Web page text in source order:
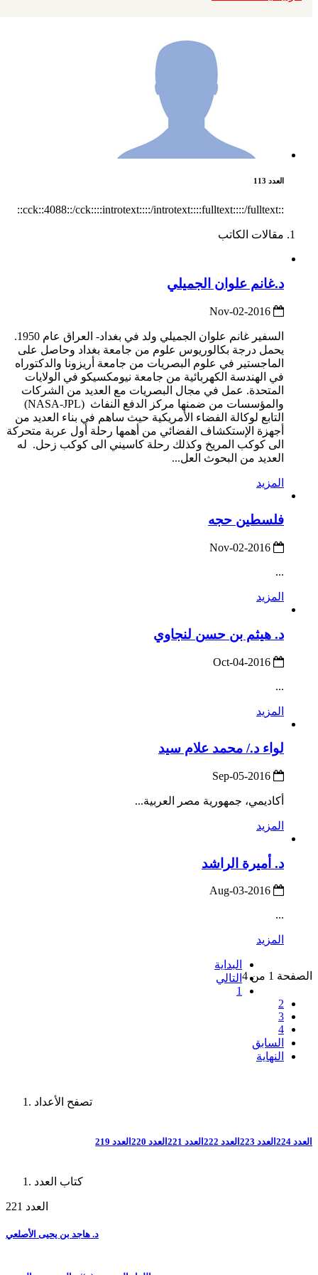
العدد 113
::cck::4088::/cck::::introtext::::/introtext::::fulltext::::/fulltext::
مقالات الكاتب
د.غانم علوان الجميلي
السفير غانم علوان الجميلي ولد في بغداد- العراق عام 1950.
يحمل درجة بكالوريوس علوم من جامعة بغداد وحاصل على
الماجستير في علوم البصريات من جامعة أريزونا والدكتوراه
في الهندسة الكهربائية من جامعة نيومكسيكو في الولايات
المتحدة. عمل في مجال البصريات مع العديد من الشركات
والمؤسسات من ضمنها مركز الدفع النفاث (NASA-JPL)
التابع لوكالة الفضاء الأمريكية حيث ساهم في بناء العديد من
أجهزة الإستكشاف الفضائي من أهمها رحلة أول عربة متحركة
الى كوكب المريخ وكذلك رحلة كاسيني الى كوكب زحل. له
العديد من البحوث العل...
المزيد
فلسطين حجه
...
المزيد
د. هيثم بن حسن لنجاوي
...
المزيد
لواء د./ محمد علام سيد
أكاديمي، جمهورية مصر العربية...
المزيد
د. أميرة الراشد
...
المزيد
الصفحة 1 من 4
البداية
التالي
1
2
3
4
السابق
النهاية
تصفح الأعداد
العدد 224 العدد 223 العدد 222 العدد 221 العدد 220 العدد 219
كتاب العدد
العدد 221
د. هاجد بن يحيى الأصلعي